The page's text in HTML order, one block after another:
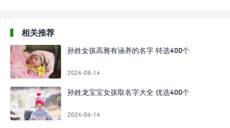
相关推荐
孙姓女孩高雅有涵养的名字 特选400个
2024-08-14
孙姓龙宝宝女孩取名字大全 优选400个
2024-06-14